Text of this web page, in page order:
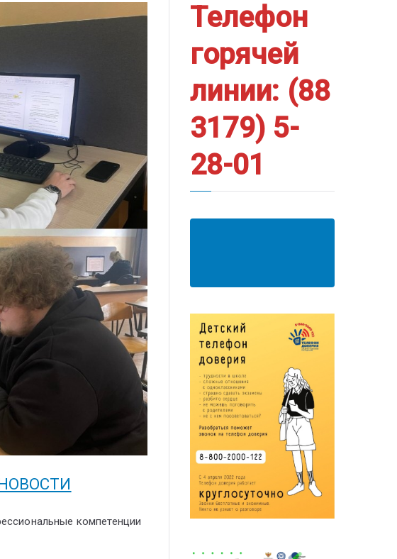
компетенции
Телефон
горячей
линии: (88
3179) 5-
28-01